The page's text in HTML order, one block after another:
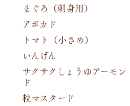
まぐろ（刺身用）
アボカド
トマト（小さめ）
いんげん
サクサクしょうゆアーモン
ド
粒マスタード